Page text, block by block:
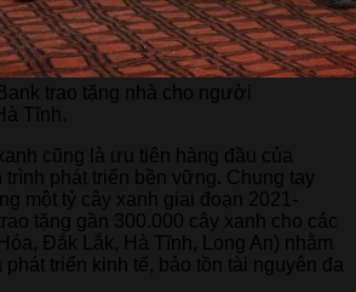
trao tặng nhà cho người
Tĩnh.
cũng là ưu tiên hàng đầu của
phát triển bền vững. Chung tay
một tỷ cây xanh giai đoạn 2021-
tặng gần 300.000 cây xanh cho các
Đắk Lắk, Hà Tĩnh, Long An) nhằm
triển kinh tế, bảo tồn tài nguyên đa